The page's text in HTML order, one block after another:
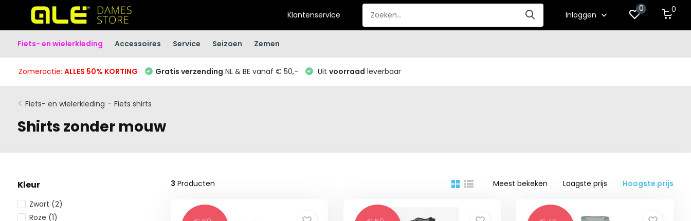
Klantenservice Inloggen
0 0
Fiets- en wielerkleding Accessoires Service Seizoen Zemen
Zomeractie: ALLES 50% KORTING Gratis verzending NL & BE vanaf € 50,- Uit voorraad leverbaar
Fiets- en wielerkleding - Fiets shirts
Shirts zonder mouw
Kleur
Zwart (2)
Roze (1)
3 Producten Meest bekeken Laagste prijs Hoogste prijs